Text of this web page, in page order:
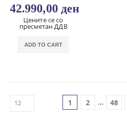
42.990,00 ден
Цените се со
пресметан ДДВ
ADD TO CART
1 2 … 48